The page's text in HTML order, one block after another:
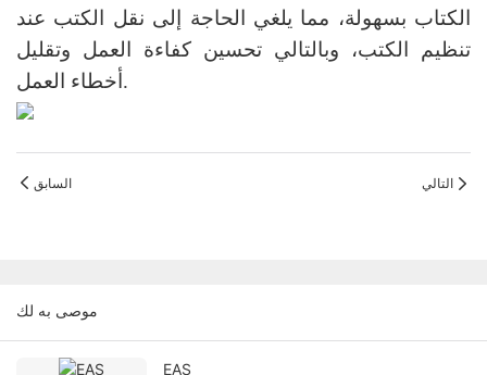
الكتاب بسهولة، مما يلغي الحاجة إلى نقل الكتب عند
تنظيم الكتب، وبالتالي تحسين كفاءة العمل وتقليل
أخطاء العمل.
السابق التالي
موصى به لك
EAS